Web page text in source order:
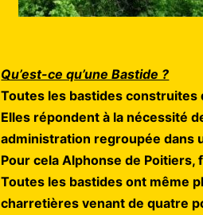
Qu’est-ce qu’une Bastide ?
Toutes les bastides construites
Elles répondent à la nécessité
administration regroupée dans
Pour cela Alphonse de
Toutes les bastides ont même
charretières venant de quatre